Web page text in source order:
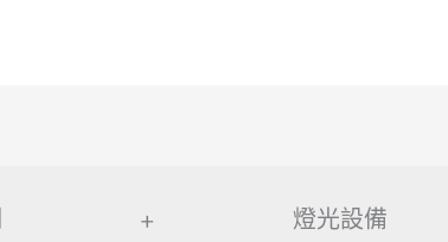
+ 燈光設備